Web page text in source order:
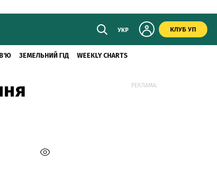
УКР КЛУБ УП
ЗЕМЕЛЬНИЙ ГІД WEEKLY CHARTS
РЕКЛАМА: